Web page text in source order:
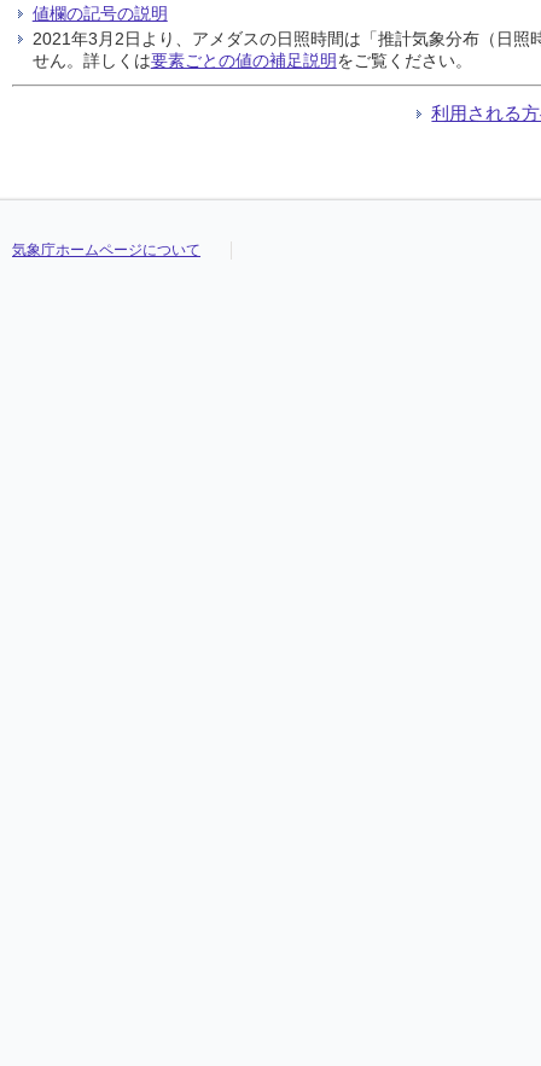
値欄の記号の説明
2021年3月2日より、アメダスの日照時間は「推計気象分布（日
せん。詳しくは要素ごとの値の補足説明をご覧ください。
利用される
気象庁ホームページについて